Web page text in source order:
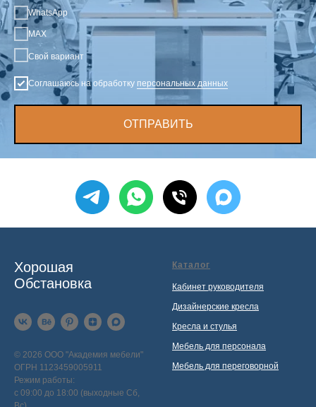
WhatsApp
MAX
Свой вариант
Соглашаюсь на обработку персональных данных
ОТПРАВИТЬ
Хорошая
Обстановка
© 2026 ООО "Академия мебели"
ОГРН 1123459005911
Режим работы:
с 09:00 до 18:00 (выходные Сб,
Каталог
Кабинет руководителя
Дизайнерские кресла
Кресла и стулья
Мебель для персонала
Мебель для переговорной